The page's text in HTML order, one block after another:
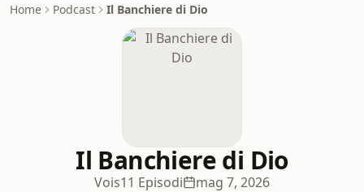
Home Podcast Il Banchiere di Dio
Il Banchiere di Dio
Vois11 Episodi mag 7, 2026